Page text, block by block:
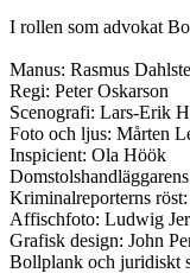
I rollen som advokat
Manus: Rasmus
Regi: Peter Oskarson
Scenografi: Lars-Erik
Foto och ljus: Mårten
Inspicient: Ola Höök
Kriminalreporterns
Affischfoto: Ludwig
Grafisk design: John
Bollplank och juridiskt